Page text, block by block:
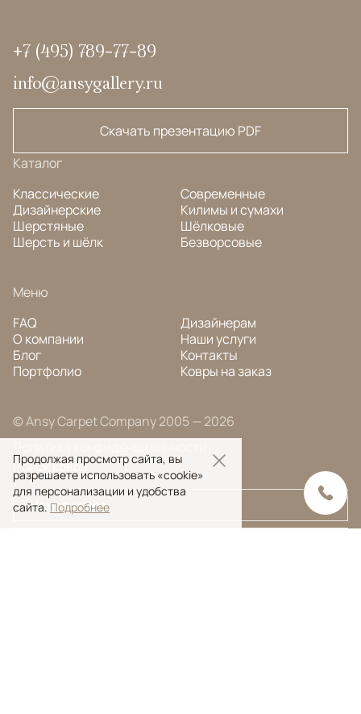
+7 (495) 789-77-89
info@ansygallery.ru
Скачать презентацию PDF
Каталог
Классические
Дизайнерские
Шерстяные
Шерсть и шёлк
Современные
Килимы и сумахи
Шёлковые
Безворсовые
Меню
FAQ
О компании
Блог
Портфолио
Дизайнерам
Наши услуги
Контакты
Ковры на заказ
© Ansy Carpet Company 2005 — 2026
Поиск ковра
Продолжая просмотр сайта, вы
разрешаете использовать «cookie»
для персонализации и удобства
сайта. Подробнее